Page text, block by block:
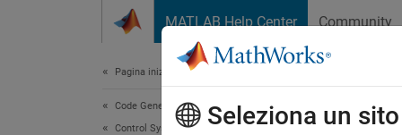
MATLAB Help Center Community
Pagina iniziale della documentazione
Code Generation
Control Systems
Seleziona un